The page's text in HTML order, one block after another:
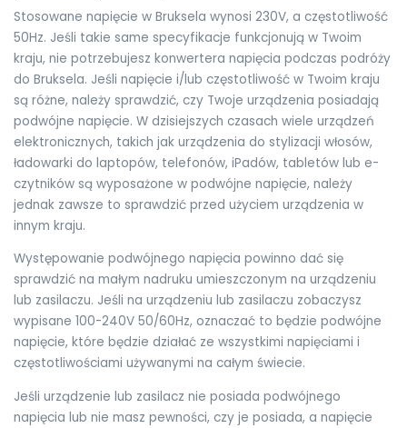
Stosowane napięcie w Bruksela wynosi 230V, a częstotliwość
50Hz. Jeśli takie same specyfikacje funkcjonują w Twoim
kraju, nie potrzebujesz konwertera napięcia podczas podróży
do Bruksela. Jeśli napięcie i/lub częstotliwość w Twoim kraju
są różne, należy sprawdzić, czy Twoje urządzenia posiadają
podwójne napięcie. W dzisiejszych czasach wiele urządzeń
elektronicznych, takich jak urządzenia do stylizacji włosów,
ładowarki do laptopów, telefonów, iPadów, tabletów lub e-
czytników są wyposażone w podwójne napięcie, należy
jednak zawsze to sprawdzić przed użyciem urządzenia w
innym kraju.
Występowanie podwójnego napięcia powinno dać się
sprawdzić na małym nadruku umieszczonym na urządzeniu
lub zasilaczu. Jeśli na urządzeniu lub zasilaczu zobaczysz
wypisane 100-240V 50/60Hz, oznaczać to będzie podwójne
napięcie, które będzie działać ze wszystkimi napięciami i
częstotliwościami używanymi na całym świecie.
Jeśli urządzenie lub zasilacz nie posiada podwójnego
napięcia lub nie masz pewności, czy je posiada, a napięcie